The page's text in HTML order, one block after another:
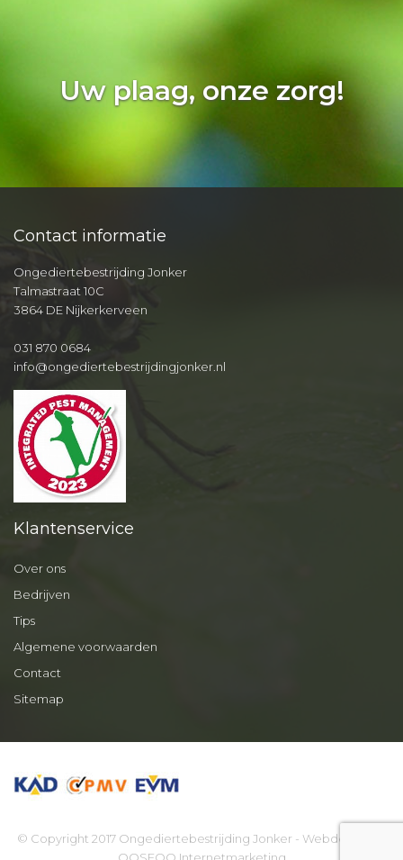
Uw plaag, onze zorg!
Contact informatie
Ongediertebestrijding Jonker
Talmastraat 10C
3864 DE Nijkerkerveen
031 870 0684
info@ongediertebestrijdingjonker.nl
Klantenservice
Over ons
Bedrijven
Tips
Algemene voorwaarden
Contact
Sitemap
© Copyright 2017 Ongediertebestrijding Jonker - Webdesign by